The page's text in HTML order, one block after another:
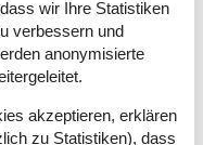
Familien mit
ausgestatteten
wir Ihre Statistiken
verbessern und
anonymisierte
akzeptieren, erklären
zu Statistiken), dass